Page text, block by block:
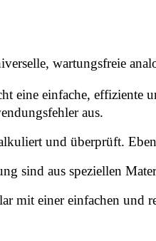
wartungsfreie
eine einfache,
aus.
und überprüft.
sind aus speziellen
mit einer einfachen und